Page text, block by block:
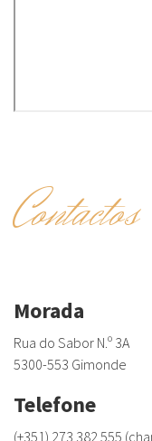
Contactos
Morada
Rua do Sabor N.º 3A
5300-553 Gimonde
Telefone
(+351) 273 382 555